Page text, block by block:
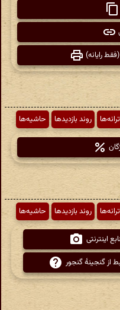
رایانه)
ترانه‌ها روند بازدیدها حاشیه‌ها
ترانه‌ها روند بازدیدها حاشیه‌ها
اینترنتی
از گنجینهٔ گنجور